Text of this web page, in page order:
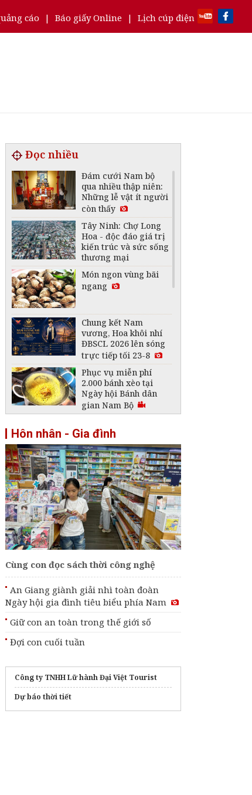
cáo | Báo giấy Online | Lịch cúp điện
Đọc nhiều
Đám cưới Nam bộ
qua nhiều thập niên:
Những lễ vật ít người
còn thấy
Tây Ninh: Chợ Long
Hoa - độc đáo giá trị
kiến trúc và sức sống
thương mại
Món ngon vùng bãi
ngang
Chung kết Nam
vương, Hoa khôi nhí
ĐBSCL 2026 lên sóng
trực tiếp tối 23-8
Phục vụ miễn phí
2.000 bánh xèo tại
Ngày hội Bánh dân
gian Nam Bộ
xem cách người dân
làm lát khoai "nhai
hoài không hết"
Cùng con đọc sách
thời công nghệ
Khởi động cuộc thi
“Gửi Tương Lai Xanh
2050” mùa 3 với tổng
giá trị giải thưởng
hơn 2,5 tỷ đồng
Trao quà, trao cả
những nụ cười
Hôn nhân - Gia đình
Cùng con đọc sách thời công nghệ
An Giang giành giải nhì toàn đoàn
Ngày hội gia đình tiêu biểu phía Nam
Giữ con an toàn trong thế giới số
Đợi con cuối tuần
Công ty TNHH Lữ hành Đại Việt Tourist
Dự báo thời tiết